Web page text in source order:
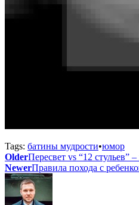
Tags: батины мудрости•юмор
OlderПересвет vs “12 стульев”
NewerПравила похода с